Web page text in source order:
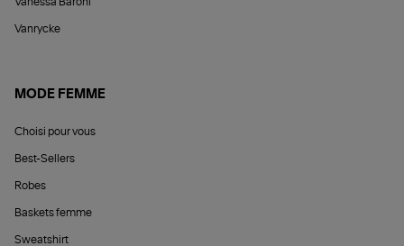
Vanrycke
MODE FEMME
Choisi pour vous
Best-Sellers
Robes
Baskets femme
Sweatshirt